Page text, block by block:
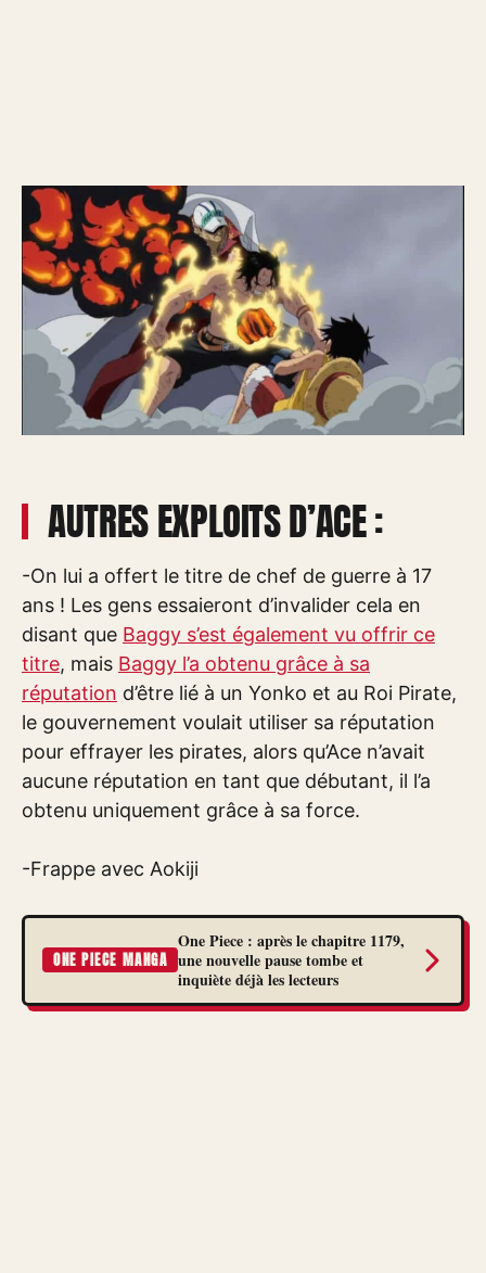
AUTRES EXPLOITS D’ACE :
-On lui a offert le titre de chef de guerre à 17
ans ! Les gens essaieront d’invalider cela en
disant que Baggy s’est également vu offrir ce
titre, mais Baggy l’a obtenu grâce à sa
réputation d’être lié à un Yonko et au Roi Pirate,
le gouvernement voulait utiliser sa réputation
pour effrayer les pirates, alors qu’Ace n’avait
aucune réputation en tant que débutant, il l’a
obtenu uniquement grâce à sa force.
-Frappe avec Aokiji
ONE PIECE MANGA
One Piece : après le chapitre 1179,
une nouvelle pause tombe et
inquiète déjà les lecteurs